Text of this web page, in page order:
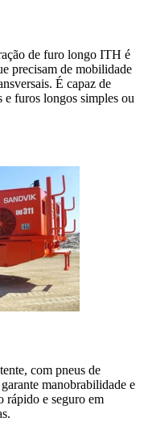
de furo longo ITH é
precisam de mobilidade
É capaz de
furos longos simples ou
com pneus de
manobrabilidade e
rápido e seguro em